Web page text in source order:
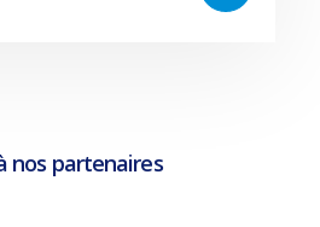
nos partenaires